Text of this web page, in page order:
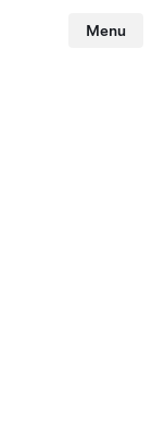
Menu